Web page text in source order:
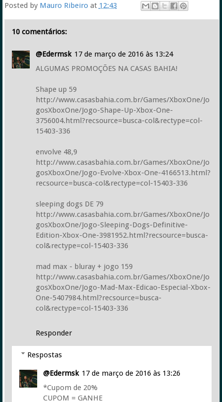
Posted by Mauro Ribeiro at 12:43
10 comentários:
@Edermsk 17 de março de 2016 às 13:24
ALGUMAS PROMOÇÕES NA CASAS BAHIA!
Shape up 59
http://www.casasbahia.com.br/Games/XboxOne/Jo
gosXboxOne/Jogo-Shape-Up-Xbox-One-
3756004.html?recsource=busca-col&rectype=col-
15403-336
envolve 48,9
http://www.casasbahia.com.br/Games/XboxOne/Jo
gosXboxOne/Jogo-Evolve-Xbox-One-4166513.html?
recsource=busca-col&rectype=col-15403-336
sleeping dogs DE 79
http://www.casasbahia.com.br/Games/XboxOne/Jo
gosXboxOne/Jogo-Sleeping-Dogs-Definitive-
Edition-Xbox-One-3981952.html?recsource=busca-
col&rectype=col-15403-336
mad max - bluray + jogo 159
http://www.casasbahia.com.br/Games/XboxOne/Jo
gosXboxOne/Jogo-Mad-Max-Edicao-Especial-Xbox-
One-5407984.html?recsource=busca-
col&rectype=col-15403-336
Responder
Respostas
@Edermsk 17 de março de 2016 às 13:26
*Cupom de 20%
CUPOM = GANHE